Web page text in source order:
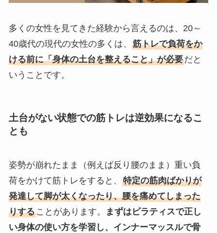
多くの女性を見てきた経験から言えるのは、20～
40歳代の現代の女性の多くは、 筋トレで負荷をか
ける前に「身体の土台を整えること」が必要だと
いうことです。
土台がない状態での筋トレは逆効果になるこ
とも
姿勢が崩れたまま（例えば反り腰のまま）重い負
荷をかけて筋トレをすると、 特定の筋肉ばかりが
発達して脚が太くなったり、腰を痛めてしまった
りすることがあります。
まずはピラティスで正し
い身体の使い方を学習し、インナーマッスルで骨